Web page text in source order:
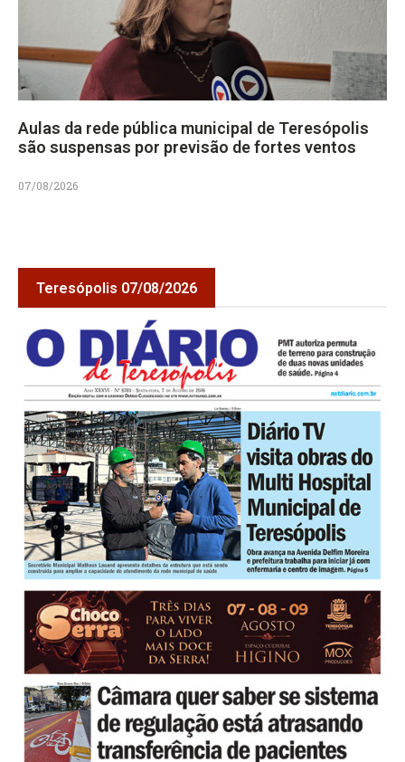
Aulas da rede pública municipal de Teresópolis
são suspensas por previsão de fortes ventos
07/08/2026
Teresópolis 07/08/2026